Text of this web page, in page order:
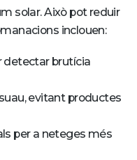
solar. Això pot reduir
inclouen:
detectar brutícia
evitant productes
per a neteges més